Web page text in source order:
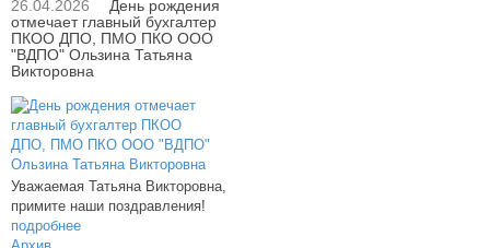
26.04.2026
День рождения
отмечает главный бухгалтер
ПКОО ДПО, ПМО ПКО ООО
"ВДПО" Ользина Татьяна
Викторовна
Уважаемая Татьяна Викторовна,
примите наши поздравления!
подробнее